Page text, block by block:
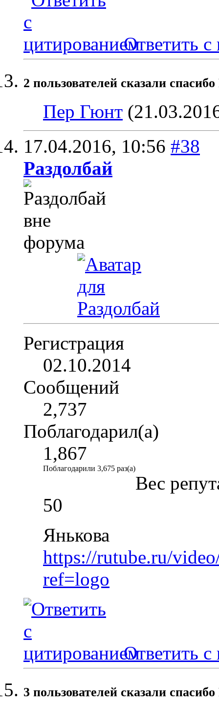
Ответить с
2 пользователей сказали
Пер Гюнт
17.04.2016, 10:56 #38
Раздолбай
Регистрация
02.10.2014
Сообщений
2,737
Поблагодарил(а)
1,867
Поблагодарили 3,675 раз(а)
Вес
50
Янькова
https://rutube.ru/
ref=logo
Ответить с
3 пользователей сказали